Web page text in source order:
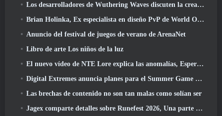
Los desarrolladores de Wuthering Waves discuten la creación de la secuencia de batalla Lahai-Roi Mech
Brian Holinka, Ex especialista en diseño PvP de World Of Warcraft, Se une al equipo MMO de League Of Legends
Anuncio del festival de juegos de verano de ArenaNet
Libro de arte Los niños de la luz
El nuevo vídeo de NTE Lore explica las anomalías, Esperar, Y cómo una organización "secreta" lo rastrea todo
Digital Extremes anuncia planes para el Summer Game Fest
Las brechas de contenido no son tan malas como solían ser
Jagex comparte detalles sobre Runefest 2026, Una parte de la celebración del 25 aniversario de RuneScape IP